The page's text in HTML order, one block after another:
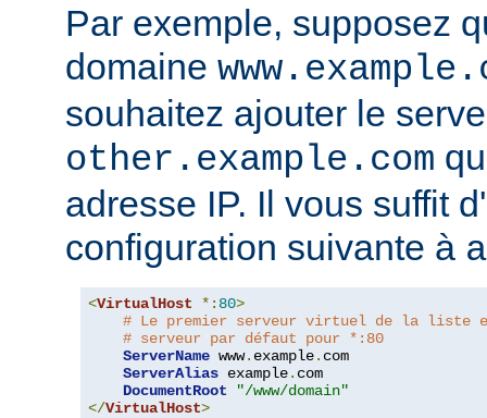
Par exemple, supposez
domaine
souhaitez ajouter le
other.example.com
adresse IP. Il vous suffit
configuration suivante à
<VirtualHost *: 80>
# Le premier serveur virtuel de la liste
# serveur par défaut pour *:80
ServerName www. example. com
ServerAlias example. com
DocumentRoot
"/www/domain"
</VirtualHost>